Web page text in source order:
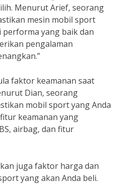
Menurut Arief, seorang
mesin mobil sport
yang baik dan
pengalaman
faktor keamanan saat
Dian, seorang
mobil sport yang Anda
keamanan yang
airbag, dan fitur
juga faktor harga dan
yang akan Anda beli.